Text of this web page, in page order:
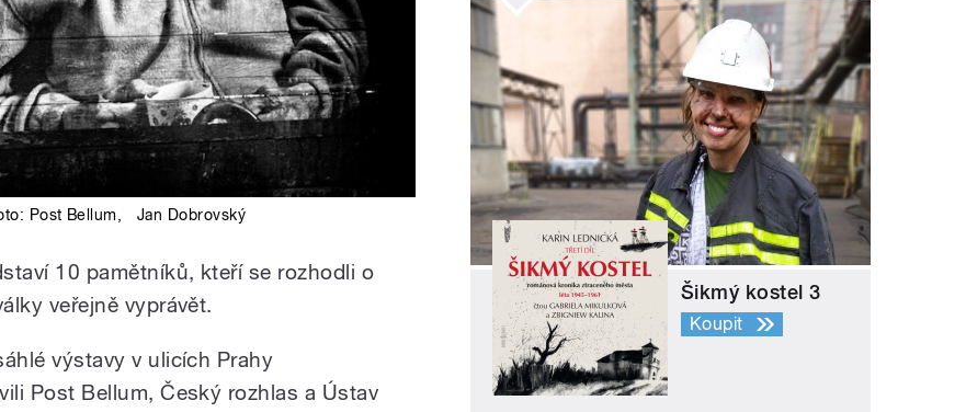
Post Bellum, Jan Dobrovský
10 pamětníků, kteří se rozhodli o
veřejně vyprávět.
výstavy v ulicích Prahy
Post Bellum, Český rozhlas a Ústav
Šikmý kostel 3
Koupit